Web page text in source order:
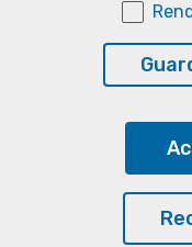
Sobre esta web